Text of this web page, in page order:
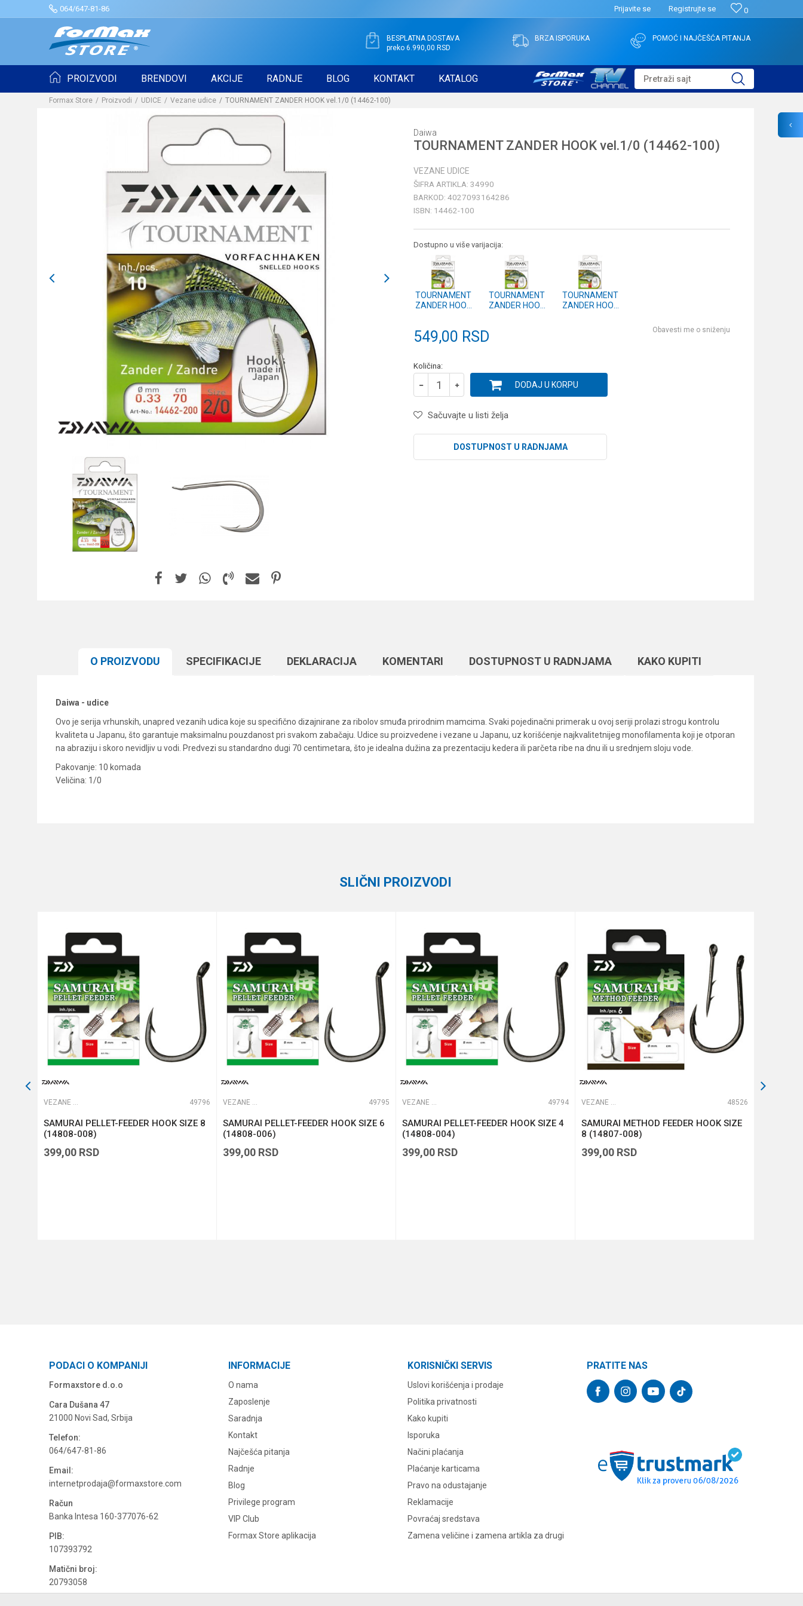
064/647-81-86 0
Prijavite se Registrujte se
BESPLATNA DOSTAVA
preko 6.990,00 RSD
BRZA ISPORUKA POMOĆ I NAJČEŠĆA PITANJA
PROIZVODI BRENDOVI AKCIJE RADNJE BLOG KONTAKT KATALOG Pretraži sajt
Formax Store Proizvodi UDICE Vezane udice TOURNAMENT ZANDER HOOK vel.1/0 (14462-100)
Daiwa
TOURNAMENT ZANDER HOOK vel.1/0 (14462-100)
VEZANE UDICE
ŠIFRA ARTIKLA: 34990
BARKOD: 4027093164286
ISBN: 14462-100
Dostupno u više varijacija:
TOURNAMENT
ZANDER HOOK
TOURNAMENT
ZANDER HOOK
TOURNAMENT
ZANDER HOOK
549,00 RSD Obavesti me o sniženju
Količina:
DODAJ U KORPU
Sačuvajte u listi želja
DOSTUPNOST U RADNJAMA
O PROIZVODU SPECIFIKACIJЕ DEKLARACIJA KOMENTARI DOSTUPNOST U RADNJAMA KAKO KUPITI
Daiwa - udice
Ovo je serija vrhunskih, unapred vezanih udica koje su specifično dizajnirane za ribolov smuđa prirodnim mamcima. Svaki pojedinačni primerak u ovoj seriji prolazi strogu kontrolu
kvaliteta u Japanu, što garantuje maksimalnu pouzdanost pri svakom zabačaju. Udice su proizvedene i vezane u Japanu, uz korišćenje najkvalitetnijeg monofilamenta koji je otporan
na abraziju i skoro nevidljiv u vodi. Predvezi su standardno dugi 70 centimetara, što je idealna dužina za prezentaciju kedera ili parčeta ribe na dnu ili u srednjem sloju vode.
Pakovanje: 10 komada
Veličina: 1/0
Anti-spam zaštita - izračunajte koliko je 4 + 1 :
POŠALJI
SLIČNI PROIZVODI
VEZANE UDICE 49796
SAMURAI PELLET-FEEDER HOOK SIZE 8
(14808-008)
399,00 RSD
VEZANE UDICE 49795
SAMURAI PELLET-FEEDER HOOK SIZE 6
(14808-006)
399,00 RSD
VEZANE UDICE 49794
SAMURAI PELLET-FEEDER HOOK SIZE 4
(14808-004)
399,00 RSD
VEZANE UDICE 48526
SAMURAI METHOD FEEDER HOOK SIZE
8 (14807-008)
399,00 RSD
PODACI O KOMPANIJI
Formaxstore d.o.o
Cara Dušana 47
21000 Novi Sad, Srbija
Telefon:
064/647-81-86
Email:
internetprodaja@formaxstore.com
Račun
Banka Intesa 160-377076-62
PIB:
107393792
Matični broj:
20793058
INFORMACIJE
O nama
Zaposlenje
Saradnja
Kontakt
Najčešća pitanja
Radnje
Blog
Privilege program
VIP Club
Formax Store aplikacija
KORISNIČKI SERVIS
Uslovi korišćenja i prodaje
Politika privatnosti
Kako kupiti
Isporuka
Načini plaćanja
Plaćanje karticama
Pravo na odustajanje
Reklamacije
Povraćaj sredstava
Zamena veličine i zamena artikla za drugi
PRATITE NAS